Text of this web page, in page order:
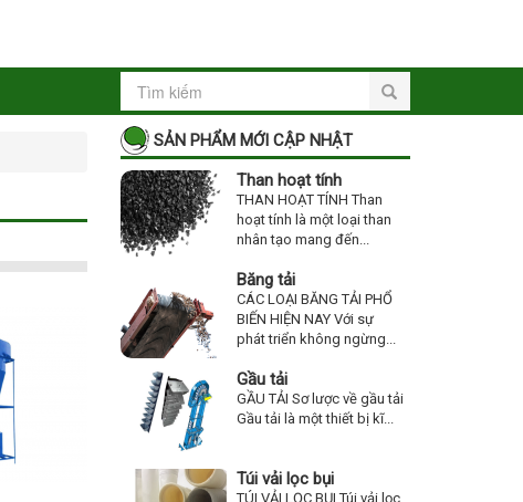
SẢN PHẨM MỚI CẬP NHẬT
Than hoạt tính
THAN HOẠT TÍNH Than
hoạt tính là một loại than
nhân tạo mang đến...
Băng tải
CÁC LOẠI BĂNG TẢI PHỔ
BIẾN HIỆN NAY Với sự
phát triển không ngừng...
Gầu tải
GẦU TẢI Sơ lược về gầu tải
Gầu tải là một thiết bị kĩ...
Túi vải lọc bụi
TÚI VẢI LỌC BỤI Túi vải lọc